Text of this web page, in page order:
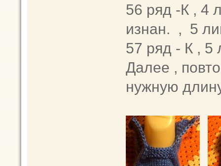
56 ряд -К , 4
изнан. , 5
57 ряд - К ,
Далее ,
нужную